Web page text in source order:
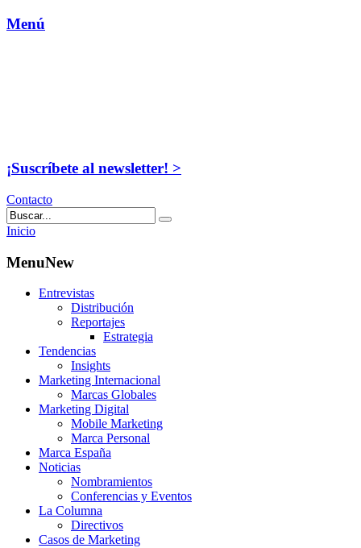
Menú
¡Suscríbete al newsletter! >
Contacto
Inicio
MenuNew
Entrevistas
Distribución
Reportajes
Estrategia
Tendencias
Insights
Marketing Internacional
Marcas Globales
Marketing Digital
Mobile Marketing
Marca Personal
Marca España
Noticias
Nombramientos
Conferencias y Eventos
La Columna
Directivos
Casos de Marketing